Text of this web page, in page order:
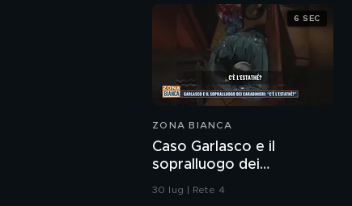
ZONA BIANCA
Caso Garlasco e il
sopralluogo dei
Carabinieri
30 lug | Rete 4
6 SEC